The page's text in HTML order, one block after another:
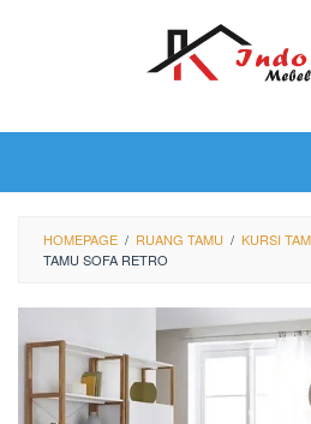
HOMEPAGE / RUANG TAMU / KURSI
TAMU SOFA RETRO